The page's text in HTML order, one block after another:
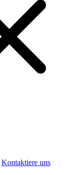
Kontaktiere uns